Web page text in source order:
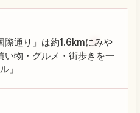
際通り」は約1.6kmにみや
い物・グルメ・街歩きを一
」